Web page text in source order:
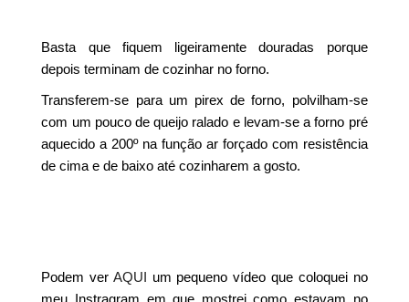
Basta que fiquem ligeiramente douradas porque
depois terminam de cozinhar no forno.
Transferem-se para um pirex de forno, polvilham-se
com um pouco de queijo ralado e levam-se a forno pré
aquecido a 200º na função ar forçado com resistência
de cima e de baixo até cozinharem a gosto.
Podem ver AQUI um pequeno vídeo que coloquei no
meu Instragram em que mostrei como estavam no